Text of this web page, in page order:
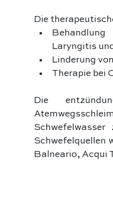
Die
Laryngitis
Linderung
Therapie bei
Die
Schwefelquellen
Balneario, Acqui